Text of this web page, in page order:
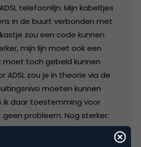
telefoonlijn. Mijn kabeltjes
in de buurt verbonden met
zou een code kunnen
mijn lijn moet ook een
moet toch gebeld kunnen
ADSL zou je in theorie via de
moeten kunnen
ik daar toestemming voor
probleem. Nog sterker:
dan beter, en dan kan